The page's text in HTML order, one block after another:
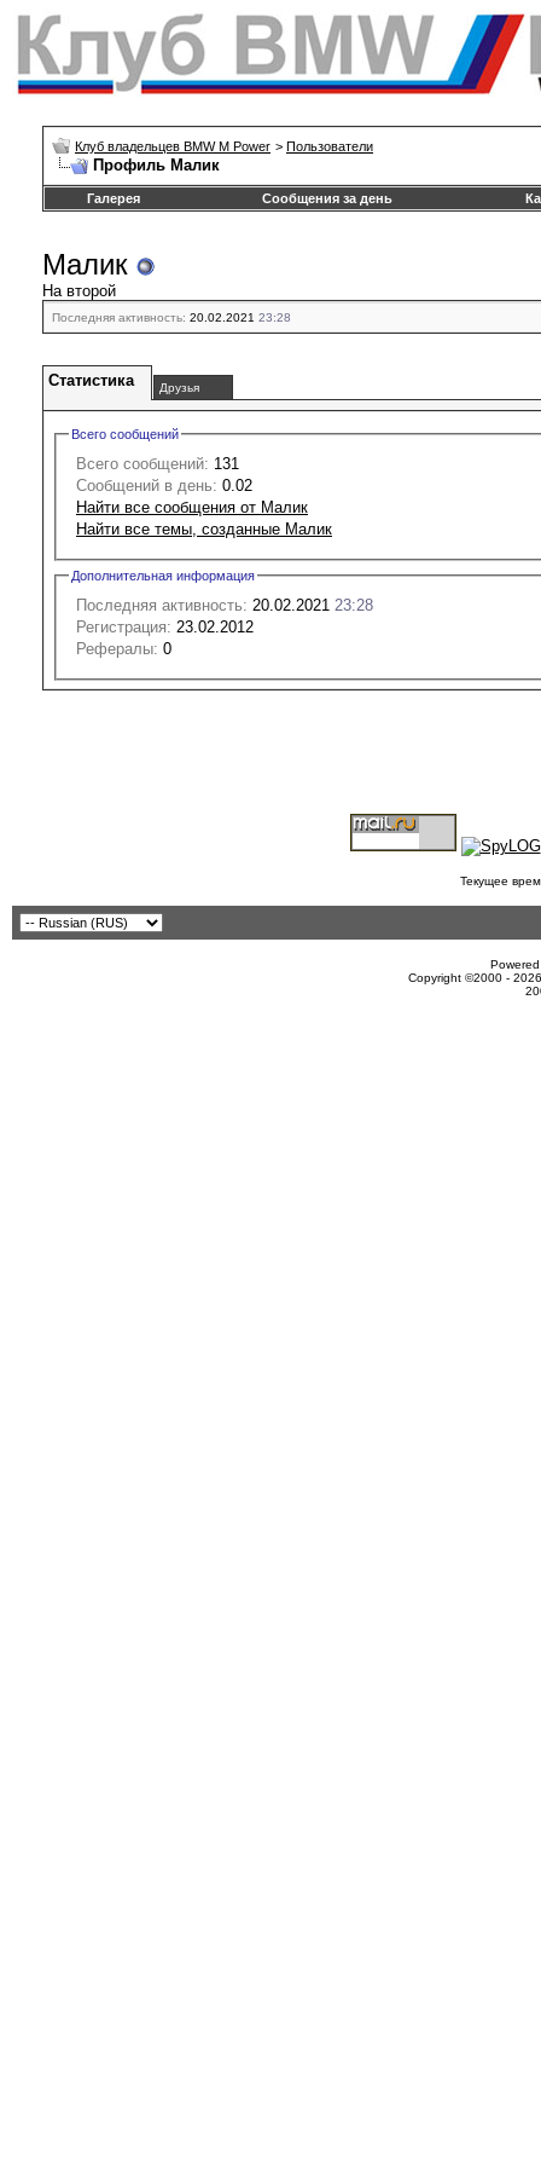
Клуб владельцев BMW M Power > Пользователи
Профиль Малик
Галерея Сообщения за день
Малик
На второй
Последняя активность: 20.02.2021 23:28
Статистика Друзья
Всего сообщений
Всего сообщений: 131
Сообщений в день: 0.02
Найти все сообщения от Малик
Найти все темы, созданные Малик
Дополнительная информация
Последняя активность: 20.02.2021 23:28
Регистрация: 23.02.2012
Рефералы: 0
Текущее
Copyright ©2000 -